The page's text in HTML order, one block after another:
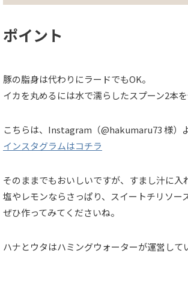
ポイント
豚の脂身は代わりにラードでもOK。
イカを丸めるには水で濡らしたスプーン2本
こちらは、Instagram（@hakumaru73 様）
インスタグラムはコチラ
そのままでもおいしいですが、すまし汁に入
塩やレモンならさっぱり、スイートチリソー
ぜひ作ってみてくださいね。
ハナとウタはハミングウォーターが運営し